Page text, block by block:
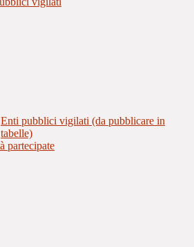
Enti pubblici vigilati (da pubblicare in
tabelle)
partecipate